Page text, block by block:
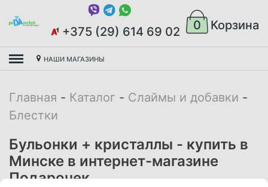
+375 (29) 614 69 02 0 Корзина
НАШИ МАГАЗИНЫ
Главная Каталог
Слаймы и добавки
Блестки
Бульонки + кристаллы - купить в
Минске в интернет-магазине
Подарочек.